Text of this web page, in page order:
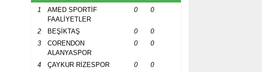
1
AMED SPORTİF
FAALİYETLER
0 0
2 BEŞİKTAŞ 0
0
3
CORENDON
ALANYASPOR
0 0
4 ÇAYKUR RİZESPOR 0
0